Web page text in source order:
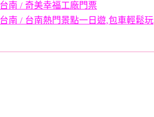
台南 / 奇美幸福工廠門票
台南 / 台南熱門景點一日遊,包車輕鬆玩